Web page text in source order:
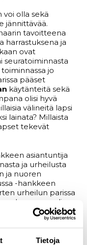
Tietoja
olla sekä
jännittävää.
tavoitteena
harrastuksena ja
ovat
seuratoiminnasta
jo
pääset
käytänteitä sekä
olisi hyvä
välineitä lapsi
lainata? Millaista
tekevät
asiantuntija
ja urheilusta
ja nuoren
-hankkeen
urheilun parissa
normaalia
osana
tilanteessa
valmennuksen